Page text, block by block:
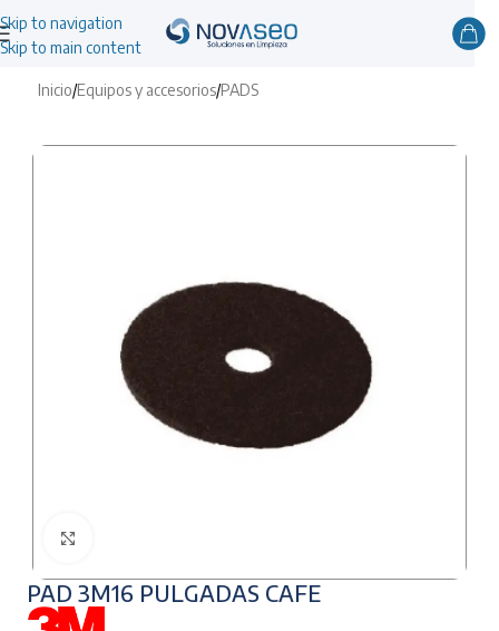
Skip to navigation
Skip to main content
Inicio/Equipos y accesorios/PADS
PAD 3M16 PULGADAS CAFE